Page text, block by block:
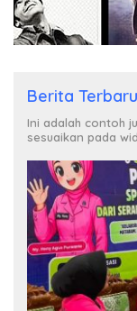
Berita Terbaru
Ini adalah contoh
sesuaikan pada